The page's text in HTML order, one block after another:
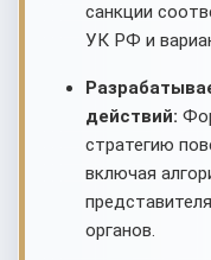
санкции
УК РФ и
действий:
стратегию
включая
органов.